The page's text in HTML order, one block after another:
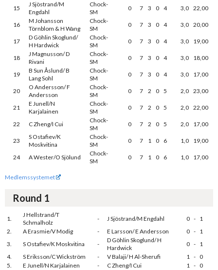
15
J Sjöstrand/M
Engdahl
Chock-
SM
0 7 3 0 4 3,0 22,00
16
M Johansson
Törnblom & H Wang
Chock-
SM
0 7 3 0 4 3,0 20,00
17
D Göhlin Skoglund/
H Hardwick
Chock-
SM
0 7 3 0 4 3,0 19,00
18
J Magnusson/ D
Rivani
Chock-
SM
0 7 3 0 4 3,0 18,00
19
B Sun Åslund/ B
Lang Sohl
Chock-
SM
0 7 3 0 4 3,0 17,00
20
O Andersson/ F
Andersson
Chock-
SM
0 7 2 0 5 2,0 23,00
21
E Junell/N
Karjalainen
Chock-
SM
0 7 2 0 5 2,0 22,00
22 C Zheng/I Cui
Chock-
SM
0 7 2 0 5 2,0 17,00
23
S Ostafiev/K
Moskvitina
Chock-
SM
0 7 1 0 6 1,0 19,00
24 A Wester/O Sjölund
Chock-
SM
0 7 1 0 6 1,0 17,00
Medlemssystemet
Round 1
1.
J Hellstrand/T
Schmalholz
- J Sjöstrand/M Engdahl 0 - 1
2.
A Erasmie/V Modig - E Larsson/ E Andersson 0 - 1
3.
S Ostafiev/K Moskvitina -
D Göhlin Skoglund/ H
Hardwick
0 - 1
4.
S Eriksson/C Wickström - V Balaji/ H Al-Sherufi 1 - 0
5.
E Junell/N Karjalainen - C Zheng/I Cui 1 - 0